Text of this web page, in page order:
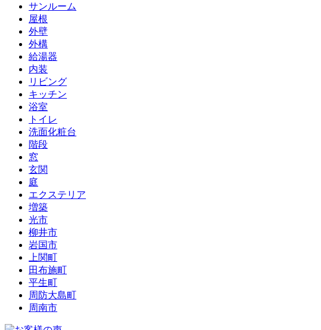
サンルーム
屋根
外壁
外構
給湯器
内装
リビング
キッチン
浴室
トイレ
洗面化粧台
階段
窓
玄関
庭
エクステリア
増築
光市
柳井市
岩国市
上関町
田布施町
平生町
周防大島町
周南市